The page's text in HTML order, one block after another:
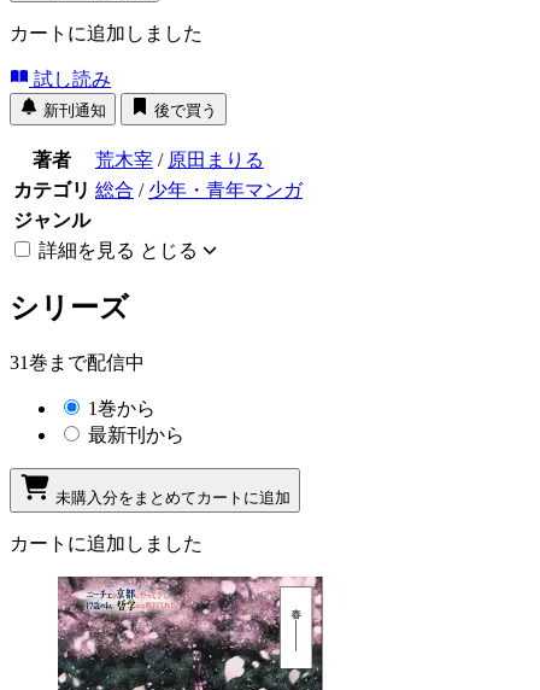
カートに追加しました
試し読み
新刊通知 後で買う
著者 荒木宰 / 原田まりる
カテゴリ 総合 / 少年・青年マンガ
ジャンル
詳細を見る とじる
シリーズ
31巻まで配信中
1巻から
最新刊から
未購入分をまとめてカートに追加
カートに追加しました